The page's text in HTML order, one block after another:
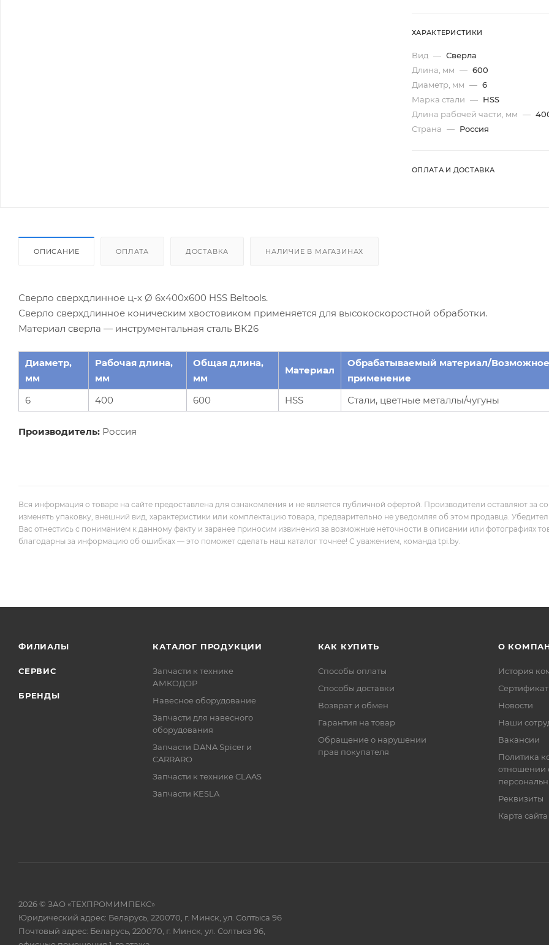
ХАРАКТЕРИСТИКИ
Вид — Сверла
Длина, мм — 600
Диаметр, мм — 6
Марка стали — HSS
Длина рабочей части, мм —
Страна — Россия
ОПЛАТА И ДОСТАВКА
ОПИСАНИЕ ОПЛАТА ДОСТАВКА НАЛИЧИЕ В МАГАЗИНАХ
Сверло сверхдлинное ц-х Ø 6х400х600 HSS Beltools.
Сверло сверхдлинное коническим хвостовиком применяется для высокоскоростной обработки.
Материал сверла — инструментальная сталь ВК26
Диаметр,
мм
Рабочая длина,
мм
Общая длина,
мм
Материал
Обрабатываемый материал/Возможное
применение
6
400 600 HSS Стали, цветные металлы/чугуны
Производитель: Россия
Вся информация о товаре на сайте предоставлена для ознакомления и не является публичной офертой. Производители оставляют за
изменять упаковку, внешний вид, характеристики или комплектацию товара, предварительно не уведомляя об этом продавца.
Вас отнестись с пониманием к данному факту и заранее приносим извинения за возможные неточности в описании или фотографиях
благодарны за информацию об ошибках — это поможет сделать наш каталог точнее! С уважением, команда tpi.by.
ФИЛИАЛЫ
СЕРВИС
БРЕНДЫ
КАТАЛОГ ПРОДУКЦИИ
Запчасти к технике
АМКОДОР
Навесное оборудование
Запчасти для навесного
оборудования
Запчасти DANA Spicer и
CARRARO
Запчасти к технике CLAAS
Запчасти KESLA
КАК КУПИТЬ
Способы оплаты
Способы доставки
Возврат и обмен
Гарантия на товар
Обращение о нарушении
прав покупателя
О
История
Новости
Наши
Вакансии
Политика
отношении
Реквизиты
Карта сайта
2026 © ЗАО «ТЕХПРОМИМПЕКС»
Юридический адрес: Беларусь, 220070, г. Минск, ул. Солтыса 96
Почтовый адрес: Беларусь, 220070, г. Минск, ул. Солтыса 96,